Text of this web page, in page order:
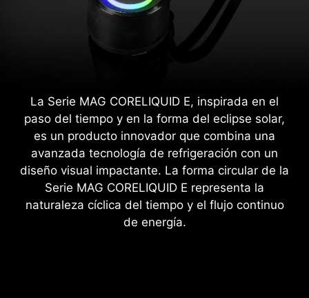
La Serie MAG CORELIQUID E, inspirada en el
paso del tiempo y en la forma del eclipse solar,
es un producto innovador que combina una
avanzada tecnología de refrigeración con un
diseño visual impactante. La forma circular de la
Serie MAG CORELIQUID E representa la
naturaleza cíclica del tiempo y el flujo continuo
de energía.